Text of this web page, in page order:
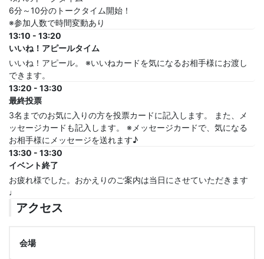
6分～10分のトークタイム開始！
※参加人数で時間変動あり
13:10 - 13:20
いいね！アピールタイム
いいね！アピール。 ※いいねカードを気になるお相手様にお渡し
できます。
13:20 - 13:30
最終投票
3名までのお気に入りの方を投票カードに記入します。 また、メ
ッセージカードも記入します。 ※メッセージカードで、気になる
お相手様にメッセージを送れます♪
13:30 - 13:30
イベント終了
お疲れ様でした。おかえりのご案内は当日にさせていただきます
♩
アクセス
会場